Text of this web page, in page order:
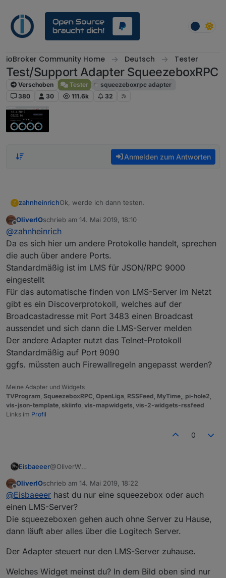
ioBroker Community Home Deutsch Tester
Test/Support Adapter SqueezeboxRPC
Verschoben Tester
squeezeboxrpc adapter
380
30 111.6k 32
Anmelden zum Antworten
Z zahnheinrichOk, werde ich dann testen.
Wie schon geschrieben, der Media Server läuft
bei mir schon lange auf den Standartports ohne
Probleme.
Der Container ist übrigens der von buanet
Offline
OliverIOschrieb am 14. Mai 2019, 18:10
zuletzt editiert von
@zahnheinrich
Da es sich hier um andere Protokolle handelt, sprechen
die auch über andere Ports.
Standardmäßig ist im LMS für JSON/RPC 9000
eingestellt
Für das automatische finden von LMS-Server im Netzt
gibt es ein Discoverprotokoll, welches auf der
Broadcastadresse mit Port 3483 einen Broadcast
aussendet und sich dann die LMS-Server melden
Der andere Adapter nutzt das Telnet-Protokoll
Standardmäßig auf Port 9090
ggfs. müssten auch Firewallregeln angepasst werden?
Meine Adapter und Widgets
TVProgram SqueezeboxRPC OpenLiga RSSFeed MyTime pi-hole2
vis-json-template skiinfo vis-mapwidgets vis-2-widgets-rssfeed
Links im Profil
0
Eisbaeeer@OliverW
Habe squeezebox zuhause. Werde das bei
Gelegenheit testen. Kannst du dein Widget für mich
exportieren?
Sieht gut aus, würde ich gerne bei mir einsetzen.
Gruß Eisbaeeer
Offline
OliverIOschrieb am 14. Mai 2019, 18:22
zuletzt editiert von
@Eisbaeeer hast du nur eine squeezebox oder auch
einen LMS-Server?
Die squeezeboxen gehen auch ohne Server zu Hause,
dann läuft aber alles über die Logitech Server.
Der Adapter steuert nur den LMS-Server zuhause.
Welches Widget meinst du? In dem Bild oben sind nur